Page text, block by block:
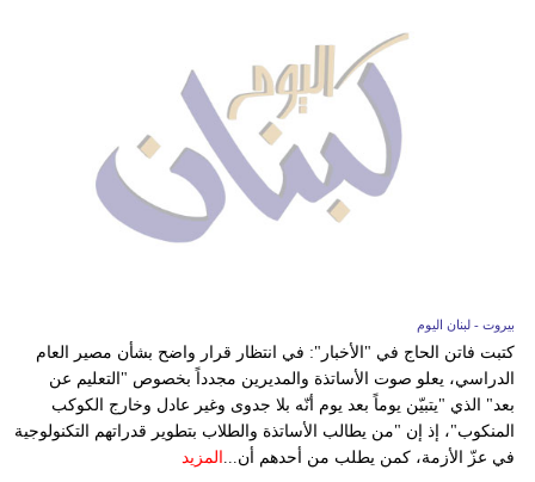
بيروت - لبنان اليوم
كتبت فاتن الحاج في "الأخبار": في انتظار قرار واضح بشأن مصير العام
الدراسي، يعلو صوت الأساتذة والمديرين مجدداً بخصوص "التعليم عن
بعد" الذي "يتبيّن يوماً بعد يوم أنّه بلا جدوى وغير عادل وخارج الكوكب
المنكوب"، إذ إن "من يطالب الأساتذة والطلاب بتطوير قدراتهم التكنولوجية
في عزّ الأزمة، كمن يطلب من أحدهم أن...
المزيد